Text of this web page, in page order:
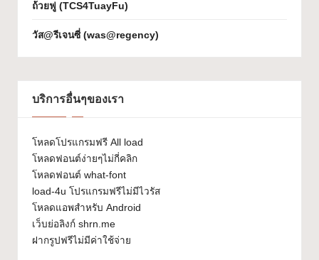
ต์
W
h
at
-
F
o
n
t
ถ้วยฟู (TCS4TuayFu)
วัส@รีเจนซี่ (was@regency)
บริการอื่นๆของเรา
โหลดโปรแกรมฟรี All load
โหลดฟอนต์ง่ายๆไม่กี่คลิก
โหลดฟอนต์ what-font
load-4u โปรแกรมฟรีไม่มีไวรัส
โหลดแอพสำหรับ Android
เว็บย่อลิงก์ shrn.me
ฝากรูปฟรีไม่มีค่าใช้จ่าย